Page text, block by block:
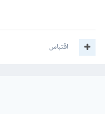
اقتباس